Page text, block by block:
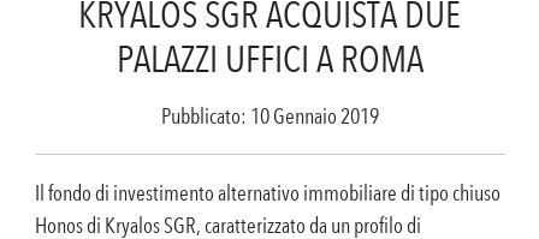
KRYALOS SGR ACQUISTA DUE
PALAZZI UFFICI A ROMA
Pubblicato: 10 Gennaio 2019
Il fondo di investimento alternativo immobiliare di tipo chiuso
Honos di Kryalos SGR, caratterizzato da un profilo di